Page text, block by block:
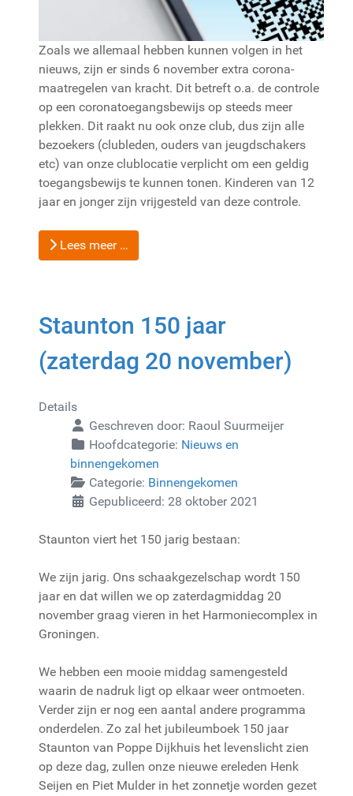
Zoals we allemaal hebben kunnen volgen in het
nieuws, zijn er sinds 6 november extra corona-
maatregelen van kracht. Dit betreft o.a. de controle
op een coronatoegangsbewijs op steeds meer
plekken. Dit raakt nu ook onze club, dus zijn alle
bezoekers (clubleden, ouders van jeugdschakers
etc) van onze clublocatie verplicht om een geldig
toegangsbewijs te kunnen tonen. Kinderen van 12
jaar en jonger zijn vrijgesteld van deze controle.
Lees meer …
Staunton 150 jaar
(zaterdag 20 november)
Details
Geschreven door: Raoul Suurmeijer
Hoofdcategorie: Nieuws en
binnengekomen
Categorie: Binnengekomen
Gepubliceerd: 28 oktober 2021
Staunton viert het 150 jarig bestaan:
We zijn jarig. Ons schaakgezelschap wordt 150
jaar en dat willen we op zaterdagmiddag 20
november graag vieren in het Harmoniecomplex in
Groningen.
We hebben een mooie middag samengesteld
waarin de nadruk ligt op elkaar weer ontmoeten.
Verder zijn er nog een aantal andere programma
onderdelen. Zo zal het jubileumboek 150 jaar
Staunton van Poppe Dijkhuis het levenslicht zien
op deze dag, zullen onze nieuwe ereleden Henk
Seijen en Piet Mulder in het zonnetje worden gezet